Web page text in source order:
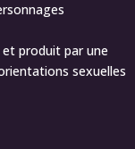
produit par une
sexuelles